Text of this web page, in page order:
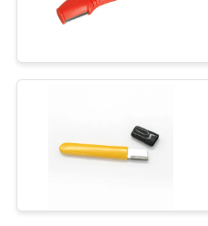
NOTIZIE
CASI
CHIEDI
Macchina
affilare i
della